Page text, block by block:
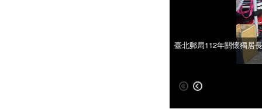
臺北郵局112年關懷獨居
臺北郵局112年關懷獨居